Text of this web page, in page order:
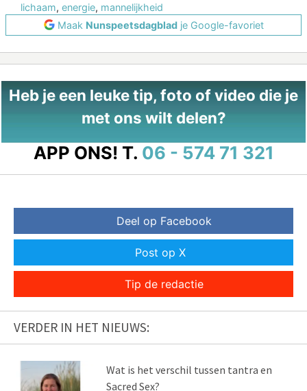
lichaam, energie, mannelijkheid
Maak Nunspeetsdagbladje Google-favoriet
Heb je een leuke tip, foto of video die je
met ons wilt delen?
APP ONS! T. 06 - 574 71 321
Deel op Facebook
Post op X
Tip de redactie
VERDER IN HET NIEUWS:
Wat is het verschil tussen tantra en
Sacred Sex?